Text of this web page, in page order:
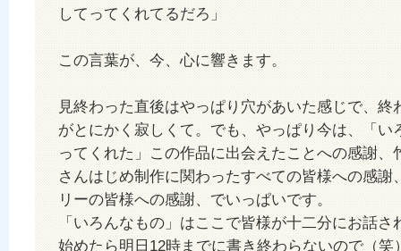
してってくれてるだろ」
この言葉が、今、心に響きます。
見終わった直後はやっぱり穴があいた感じで、終
がとにかく寂しくて。でも、やっぱり今は、「い
ってくれた」この作品に出会えたことへの感謝、
さんはじめ制作に関わったすべての皆様への感謝
リーの皆様への感謝、でいっぱいです。
「いろんなもの」はここで皆様が十二分にお話
始めたら明日12時までに書き終わらないので（笑